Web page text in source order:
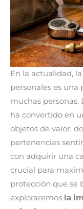
En la actualidad,
personales es
muchas personas.
ha convertido en
objetos de valor,
pertenencias
con adquirir una
crucial para
protección que se
exploraremos la